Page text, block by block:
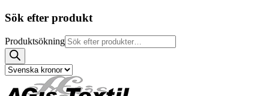
Sök efter produkt
Produktsökning